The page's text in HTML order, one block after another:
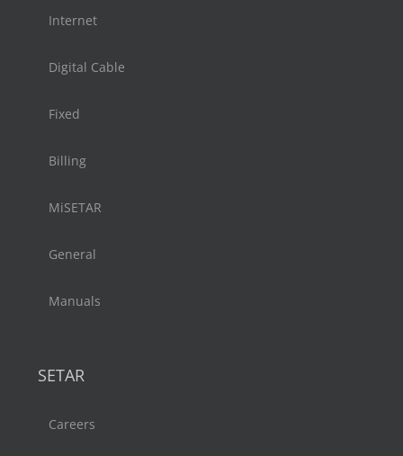
Internet
Digital Cable
Fixed
Billing
MiSETAR
General
Manuals
SETAR
Careers